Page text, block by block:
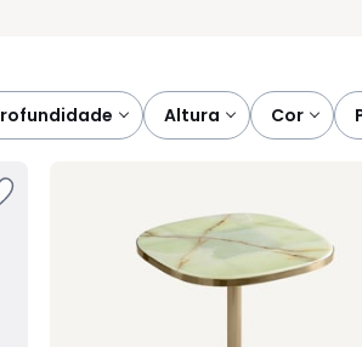
profundidade altura cor